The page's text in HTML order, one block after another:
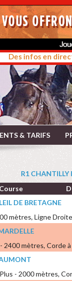
Des infos en
& TARIFS
R1 CHANTILLY
Course
DE BRETAGNE
mètres, Ligne Droite
2400 mètres, Corde
- 2000 mètres,